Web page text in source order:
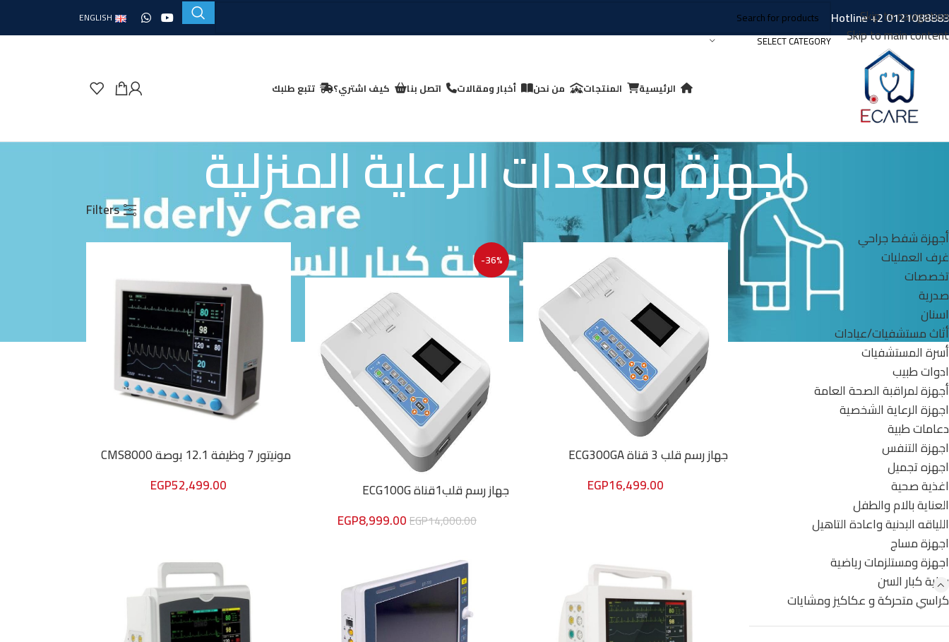
Skip to navigation
Skip to main content
Hotline+2
SELECT CATEGORY
ENGLISH
الرئيسية المنتجات من نحن أخبار ومقالات اتصل بنا كيف اشتري؟ تتبع طلبك
اجهزة ومعدات الرعاية المنزلية
أجهزة شفط جراحي
غرف العمليات
تخصصات
صدرية
اسنان
أثاث مستشفيات/عيادات
أسرة المستشفيات
ادوات طبيب
أجهزة لمراقبة الصحة العامة
اجهزة الرعاية الشخصية
دعامات طبية
اجهزة التنفس
اجهزه تجميل
اغذية صحية
العناية بالام والطفل
اللياقه البدنية واعادة التاهيل
اجهزة مساج
اجهزة ومستلزمات رياضية
رعاية كبار السن
كراسي متحركة و عكاكيز ومشايات
الرئيسية رعاية كبار السن اجهزة ومعدات الرعاية المنزلية Show
9
24
36
Filters
جهاز رسم قلب 3 قناة ECG300GA
EGP16,499.00
-36%
جهاز رسم قلب1قناة ECG100G
EGP14,000.00
EGP8,999.00
مونيتور 7 وظيفة 12.1 بوصة CMS8000
EGP52,499.00